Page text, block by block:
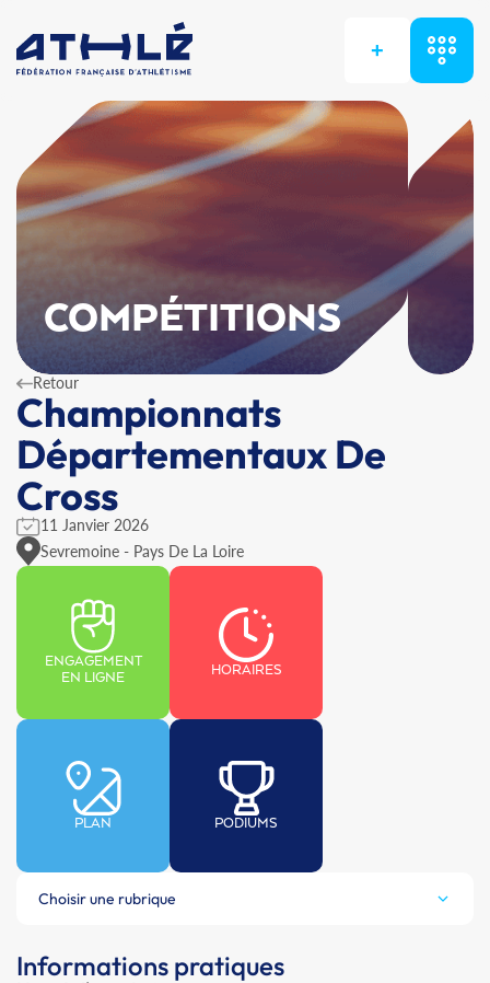
+
COMPÉTITIONS
Retour
Championnats
Départementaux De
Cross
11 Janvier 2026
Sevremoine - Pays De La Loire
ENGAGEMENT
EN LIGNE
HORAIRES
PLAN PODIUMS
Choisir une rubrique
Informations pratiques